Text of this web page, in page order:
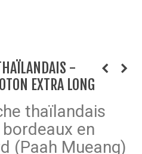
-
EXTRA LONG
thaïlandais
en
(Paah Mueang)